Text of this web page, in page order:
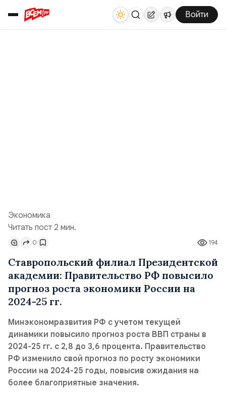
Войти
Экономика
Читать пост 2 мин.
194
0
Ставропольский филиал Президентской
академии: Правительство РФ повысило
прогноз роста экономики России на
2024-25 гг.
Минэкономразвития РФ с учетом текущей
динамики повысило прогноз роста ВВП страны в
2024-25 гг. с 2,8 до 3,6 процента. Правительство
РФ изменило свой прогноз по росту экономики
России на 2024-25 годы, повысив ожидания на
более благоприятные значения.